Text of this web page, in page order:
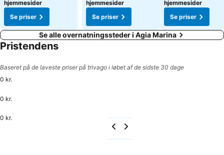
hjemmesider
Se priser
hjemmesider
Se priser
hjemmesider
Se priser
Se alle overnatningssteder i Agia Marina
Pristendens
Baseret på de laveste priser på trivago i løbet af de sidste 30 dage
0 kr.
0 kr.
0 kr.